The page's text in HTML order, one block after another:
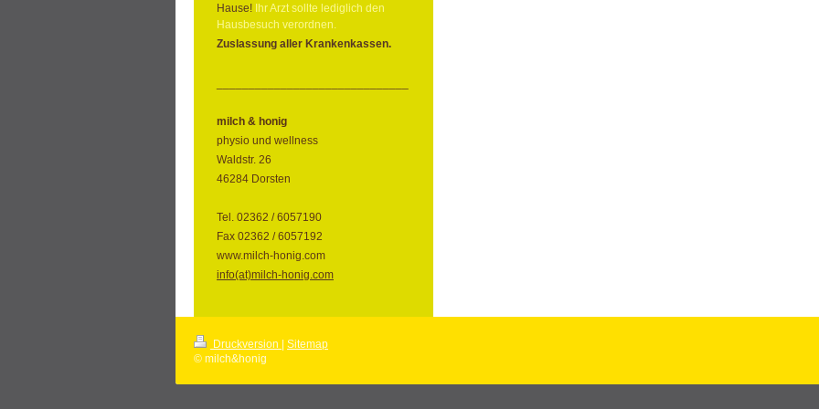
Hause!
Ihr Arzt sollte lediglich den
Hausbesuch verordnen.
Zuslassung aller Krankenkassen.
milch & honig
physio und wellness
Waldstr. 26
46284 Dorsten
Tel. 02362 / 6057190
Fax 02362 / 6057192
www.milch-honig.com
info(at)milch-honig.com
Druckversion | Sitemap
© milch&honig